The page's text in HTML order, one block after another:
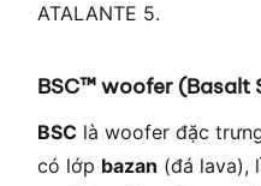
ATALANTE 5.
BSC™ woofer (Basalt
BSC là woofer đặc
có lớp bazan (đá lava),